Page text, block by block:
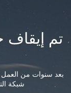
تم
بعد سنوات من العمل
شبكة